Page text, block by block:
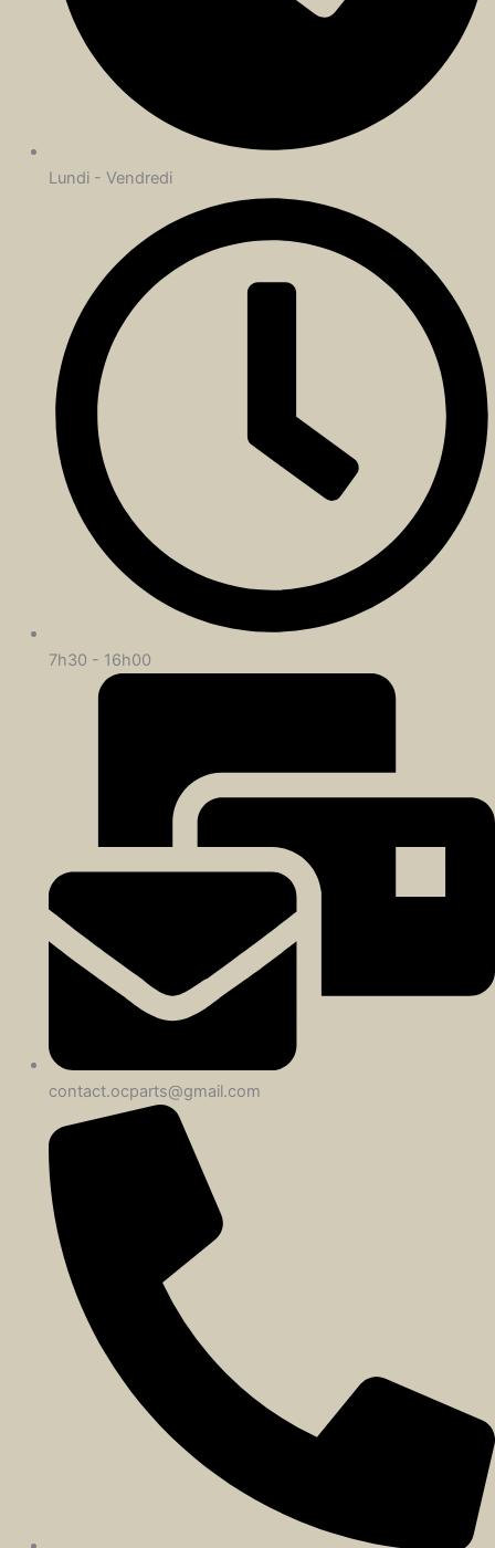
Lundi - Vendredi
7h30 - 16h00
contact.ocparts@gmail.com